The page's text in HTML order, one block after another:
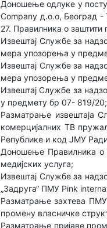
Доношење одлуке у
Company д.о.о, Београд
27. Правилника о заштити
Извештај Службе за
мера упозорења у
Извештај Службе за
мера упозорења у
Извештај Службе за
у предмету бр 07- 819/20;
Разматрање извештаја
комерцијалних ТВ
Републике и код ЈМУ
Доношење Правилника о
медијских услуга;
Извештај Службе за
„Задруга“ ПМУ Pink
Разматрање захтева
промену власничке
Разматрање пријаве